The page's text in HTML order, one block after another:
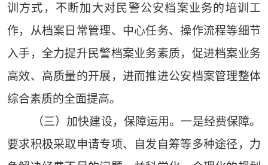
训方式，不断加大对民警公安档案业务的培训工
作，从档案日常管理、中心任务、操作流程等细节
入手，全力提升民警档案业务素质，促进档案业务
高效、高质量的开展，进而推进公安档案管理整体
综合素质的全面提高。
（三）加快建设，保障运用。一是经费保障。
要求积极采取申请专项、自发自筹等多种途径，力